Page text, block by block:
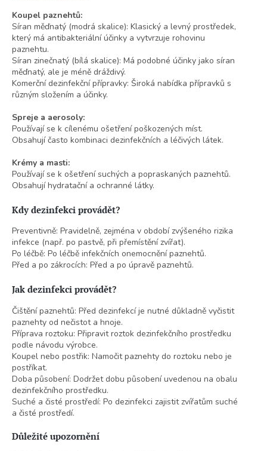
Koupel paznehtů:
Síran měďnatý (modrá skalice): Klasický a levný prostředek,
který má antibakteriální účinky a vytvrzuje rohovinu
paznehtu.
Síran zinečnatý (bílá skalice): Má podobné účinky jako síran
měďnatý, ale je méně dráždivý.
Komerční dezinfekční přípravky: Široká nabídka přípravků s
různým složením a účinky.
Spreje a aerosoly:
Používají se k cílenému ošetření poškozených míst.
Obsahují často kombinaci dezinfekčních a léčivých látek.
Krémy a masti:
Používají se k ošetření suchých a popraskaných paznehtů.
Obsahují hydratační a ochranné látky.
Kdy dezinfekci provádět?
Preventivně: Pravidelně, zejména v období zvýšeného rizika
infekce (např. po pastvě, při přemístění zvířat).
Po léčbě: Po léčbě infekčních onemocnění paznehtů.
Před a po zákrocích: Před a po úpravě paznehtů.
Jak dezinfekci provádět?
Čištění paznehtů: Před dezinfekcí je nutné důkladně vyčistit
paznehty od nečistot a hnoje.
Příprava roztoku: Připravit roztok dezinfekčního prostředku
podle návodu výrobce.
Koupel nebo postřik: Namočit paznehty do roztoku nebo je
postříkat.
Doba působení: Dodržet dobu působení uvedenou na obalu
dezinfekčního prostředku.
Suché a čisté prostředí: Po dezinfekci zajistit zvířatům suché
a čisté prostředí.
Důležité upozornění